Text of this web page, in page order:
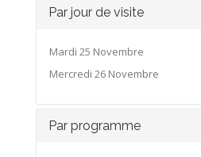
Par jour de visite
Mardi 25 Novembre
Mercredi 26 Novembre
Par programme